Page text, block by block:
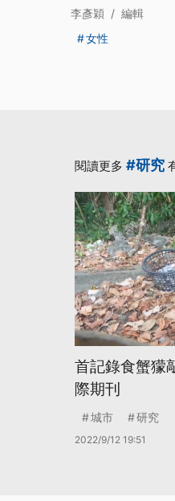
李彥穎 / 編輯
女性
閱讀更多 #研究
首記錄食蟹獴
際期刊
城市 研究
2022/9/12 19:51